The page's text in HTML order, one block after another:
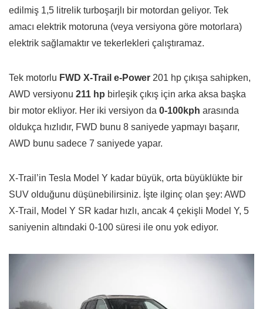
edilmiş 1,5 litrelik turboşarjlı bir motordan geliyor. Tek
amacı elektrik motoruna (veya versiyona göre motorlara)
elektrik sağlamaktır ve tekerlekleri çalıştıramaz.
Tek motorlu FWD X-Trail e-Power 201 hp çıkışa sahipken,
AWD versiyonu 211 hp birleşik çıkış için arka aksa başka
bir motor ekliyor. Her iki versiyon da 0-100kph arasında
oldukça hızlıdır, FWD bunu 8 saniyede yapmayı başarır,
AWD bunu sadece 7 saniyede yapar.
X-Trail’in Tesla Model Y kadar büyük, orta büyüklükte bir
SUV olduğunu düşünebilirsiniz. İşte ilginç olan şey: AWD
X-Trail, Model Y SR kadar hızlı, ancak 4 çekişli Model Y, 5
saniyenin altındaki 0-100 süresi ile onu yok ediyor.